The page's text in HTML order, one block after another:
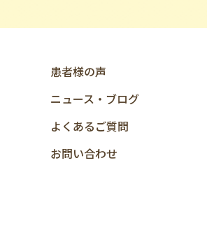
患者様の声
ニュース‧ブログ
よくあるご質問
お問い合わせ